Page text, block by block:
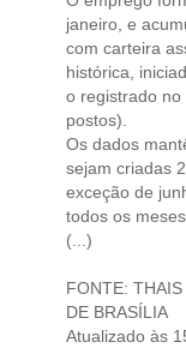
janeiro, e
com carteira
histórica,
o registrado
postos).
Os dados
sejam criadas
exceção de
todos os
(...)
FONTE:
DE BRASÍLIA
Atualizado às